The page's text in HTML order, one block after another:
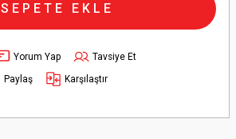
SEPETE EKLE
Yorum Yap
Tavsiye Et
Paylaş Karşılaştır